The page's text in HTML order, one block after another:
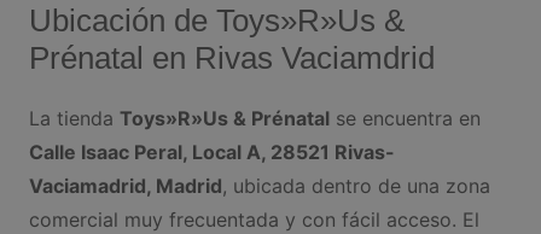
Ubicación de Toys»R»Us &
Prénatal en Rivas Vaciamdrid
La tienda Toys»R»Us & Prénatalse encuentra en
Calle Isaac Peral, Local A, 28521 Rivas-
Vaciamadrid, Madrid, ubicada dentro de una zona
comercial muy frecuentada y con fácil acceso. El